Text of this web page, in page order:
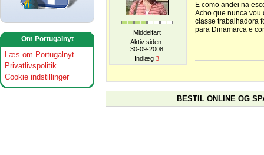
Om Portugalnyt
Læs om Portugalnyt
Privatlivspolitik
Cookie indstillinger
Middelfart
Aktiv siden:
30-09-2008
Indlæg 3
E como andei na
Acho que nunca vou
classe trabalhadora
para Dinamarca e
BESTIL ONLINE OG